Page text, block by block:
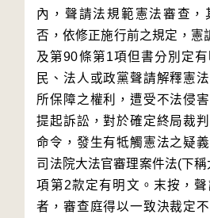
內，聲請法規範憲法審查，
否，依修正施行前之規定，憲
及第90條第1項但書分別定
民、法人或政黨聲請解釋憲
所保障之權利，遭受不法侵
提起訴訟，對於確定終局裁
命令，發生有牴觸憲法之疑
司法院大法官審理案件法(下
項第2款定有明文。末按，
者，審查庭得以一致決裁定